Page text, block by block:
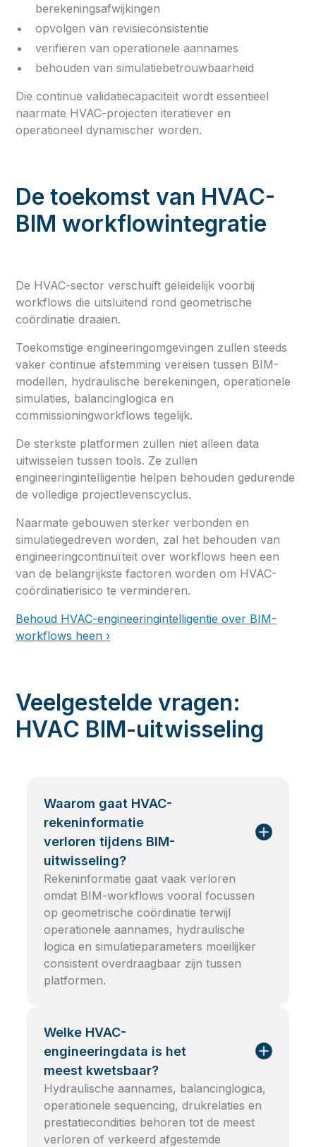
berekeningsafwijkingen
opvolgen van revisieconsistentie
verifiëren van operationele aannames
behouden van simulatiebetrouwbaarheid
Die continue validatiecapaciteit wordt essentieel
naarmate HVAC-projecten iteratiever en
operationeel dynamischer worden.
De toekomst van HVAC-
BIM workflowintegratie
De HVAC-sector verschuift geleidelijk voorbij
workflows die uitsluitend rond geometrische
coördinatie draaien.
Toekomstige engineeringomgevingen zullen steeds
vaker continue afstemming vereisen tussen BIM-
modellen, hydraulische berekeningen, operationele
simulaties, balancinglogica en
commissioningworkflows tegelijk.
De sterkste platformen zullen niet alleen data
uitwisselen tussen tools. Ze zullen
engineeringintelligentie helpen behouden gedurende
de volledige projectlevenscyclus.
Naarmate gebouwen sterker verbonden en
simulatiegedreven worden, zal het behouden van
engineeringcontinuïteit over workflows heen een
van de belangrijkste factoren worden om HVAC-
coördinatierisico te verminderen.
Behoud HVAC-engineeringintelligentie over BIM-
workflows heen ›
Veelgestelde vragen:
HVAC BIM-uitwisseling
Waarom gaat HVAC-
rekeninformatie
verloren tijdens BIM-
uitwisseling?
Rekeninformatie gaat vaak verloren
omdat BIM-workflows vooral focussen
op geometrische coördinatie terwijl
operationele aannames, hydraulische
logica en simulatieparameters moeilijker
consistent overdraagbaar zijn tussen
platformen.
Welke HVAC-
engineeringdata is het
meest kwetsbaar?
Hydraulische aannames, balancinglogica,
operationele sequencing, drukrelaties en
prestatiecondities behoren tot de meest
verloren of verkeerd afgestemde